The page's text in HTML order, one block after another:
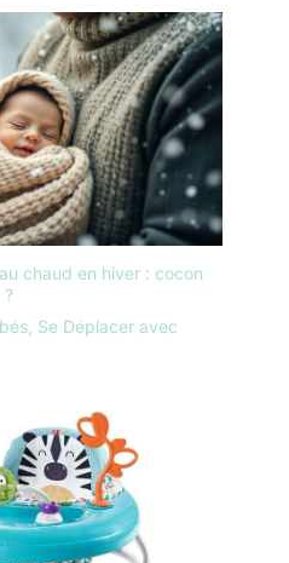
d'étanchéité de niveau IP5 pour
protéger contre les
éclaboussures, la sueur et
l'immersion. Convient pour le
sport et l'utilisation sous la
pluie.
【Engagement et
garantie】Lorsque vous n'êtes
pas satisfait à 100%, le service
client officiel de la marque fera
tout son possible pour vous
servir de tout cœur.
chaud en hiver : cocon
?
, Se Déplacer avec